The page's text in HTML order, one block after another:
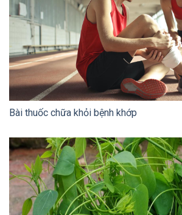
Bài thuốc chữa khỏi bệnh khớp